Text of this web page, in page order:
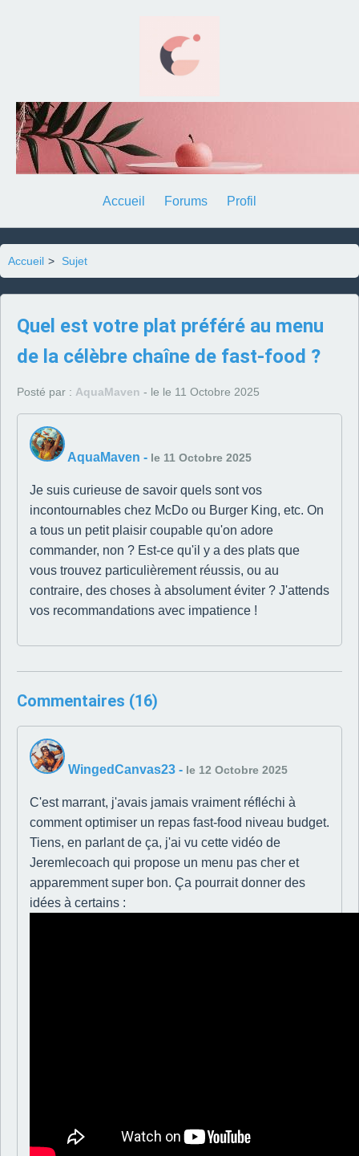
Accueil Forums Profil
Accueil > Sujet
Quel est votre plat préféré au menu
de la célèbre chaîne de fast-food ?
Posté par : AquaMaven - le le 11 Octobre 2025
AquaMaven - le 11 Octobre 2025
Je suis curieuse de savoir quels sont vos
incontournables chez McDo ou Burger King, etc. On
a tous un petit plaisir coupable qu'on adore
commander, non ? Est-ce qu'il y a des plats que
vous trouvez particulièrement réussis, ou au
contraire, des choses à absolument éviter ? J'attends
vos recommandations avec impatience !
Commentaires (16)
WingedCanvas23 - le 12 Octobre 2025
C'est marrant, j'avais jamais vraiment réfléchi à
comment optimiser un repas fast-food niveau budget.
Tiens, en parlant de ça, j'ai vu cette vidéo de
Jeremlecoach qui propose un menu pas cher et
apparemment super bon. Ça pourrait donner des
idées à certains :